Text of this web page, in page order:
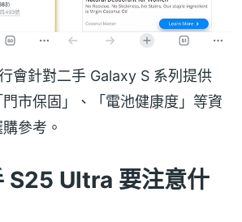
會針對二手 Galaxy S 系列提供
門市保固」、「電池健康度」等資
參考。
S25 Ultra 要注意什